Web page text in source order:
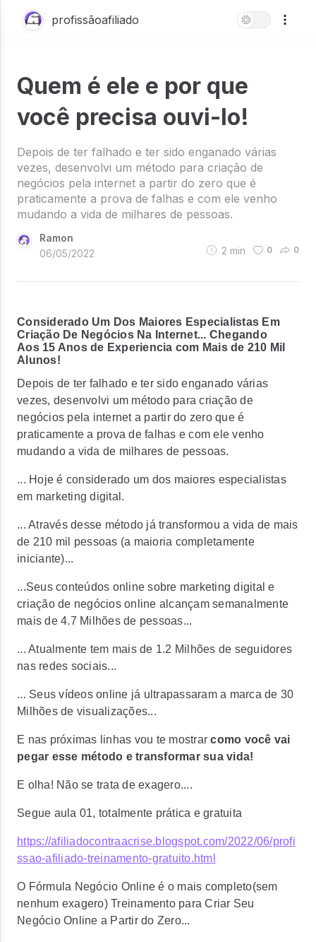
profissãoafiliado
Quem é ele e por que
você precisa ouvi-lo!
Depois de ter falhado e ter sido enganado várias
vezes, desenvolvi um método para criação de
negócios pela internet a partir do zero que é
praticamente a prova de falhas e com ele venho
mudando a vida de milhares de pessoas.
Ramon
06/05/2022
2 min 0 0
Considerado Um Dos Maiores Especialistas Em
Criação De Negócios Na Internet... Chegando
Aos 15 Anos de Experiencia com Mais de 210 Mil
Alunos!
Depois de ter falhado e ter sido enganado várias
vezes, desenvolvi um método para criação de
negócios pela internet a partir do zero que é
praticamente a prova de falhas e com ele venho
mudando a vida de milhares de pessoas.
... Hoje é considerado um dos maiores especialistas
em marketing digital.
... Através desse método já transformou a vida de mais
de 210 mil pessoas (a maioria completamente
iniciante)...
...Seus conteúdos online sobre marketing digital e
criação de negócios online alcançam semanalmente
mais de 4.7 Milhões de pessoas...
... Atualmente tem mais de 1.2 Milhões de seguidores
nas redes sociais...
... Seus vídeos online já ultrapassaram a marca de 30
Milhões de visualizações...
E nas próximas linhas vou te mostrar como você vai
pegar esse método e transformar sua vida!
E olha! Não se trata de exagero....
Segue aula 01, totalmente prática e gratuita
https://afiliadocontraacrise.blogspot.com/2022/06/profi
ssao-afiliado-treinamento-gratuito.html
O Fórmula Negócio Online é o mais completo(sem
nenhum exagero) Treinamento para Criar Seu
Negócio Online a Partir do Zero...